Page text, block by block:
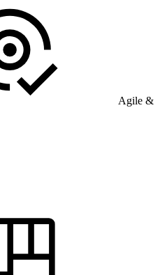
Agile &